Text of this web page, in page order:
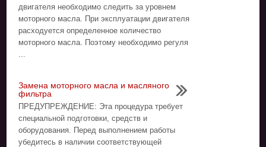
двигателя необходимо следить за уровнем
моторного масла. При эксплуатации двигателя
расходуется определенное количество
моторного масла. Поэтому необходимо регуля
Замена моторного масла и масляного
фильтра
ПРЕДУПРЕЖДЕНИЕ: Эта процедура требует
специальной подготовки, средств и
оборудования. Перед выполнением работы
убедитесь в наличии соответствующей